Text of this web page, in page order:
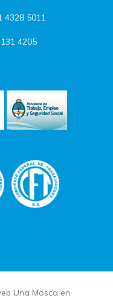
4328 5011
4205
Una Mosca en